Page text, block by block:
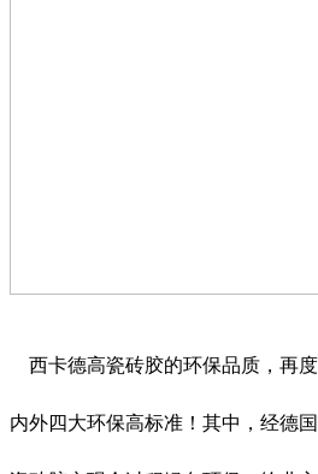
西卡德高瓷砖胶的环保品质，再度
内外四大环保高标准！其中，经德